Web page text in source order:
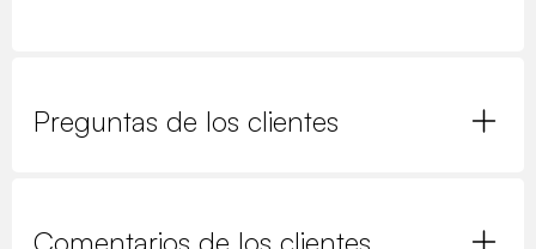
Preguntas de los clientes
Comentarios de los clientes